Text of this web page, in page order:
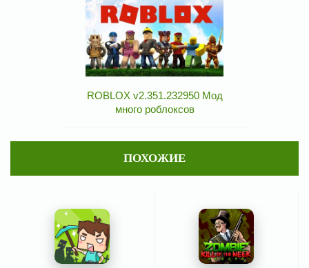
ROBLOX v2.351.232950 Мод
много роблоксов
ПОХОЖИЕ